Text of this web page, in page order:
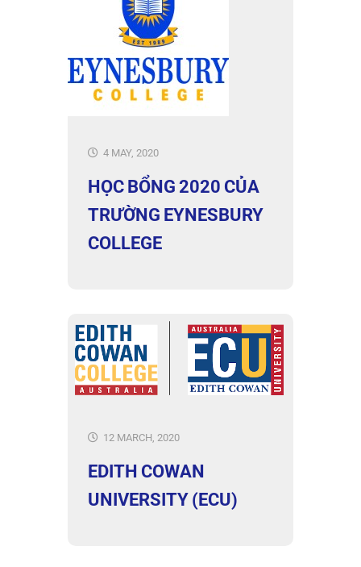
4 MAY, 2020
HỌC BỔNG 2020 CỦA
TRƯỜNG EYNESBURY
COLLEGE
12 MARCH, 2020
EDITH COWAN
UNIVERSITY (ECU)